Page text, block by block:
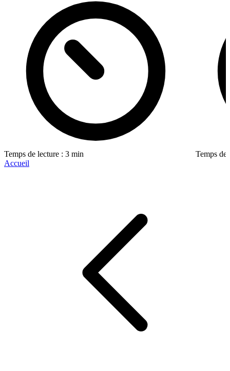
Temps de lecture : 3 min
Temps de
Accueil